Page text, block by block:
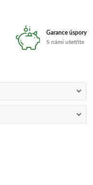
Garance úspory
S námi ušetříte